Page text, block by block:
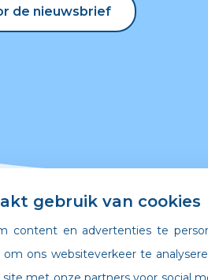
de nieuwsbrief
de nieuwsbrief
gebruik van cookies
content en advertenties te
ons websiteverkeer te